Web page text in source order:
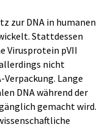
zur DNA in humanen
Stattdessen
Virusprotein pVII
nicht
Lange
DNA während der
gemacht wird.